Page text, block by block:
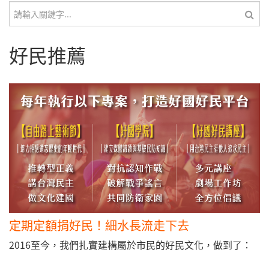
搜尋
好民推薦
定期定額捐好民！細水長流走下去
2016至今，我們扎實建構屬於市民的好民文化，做到了：